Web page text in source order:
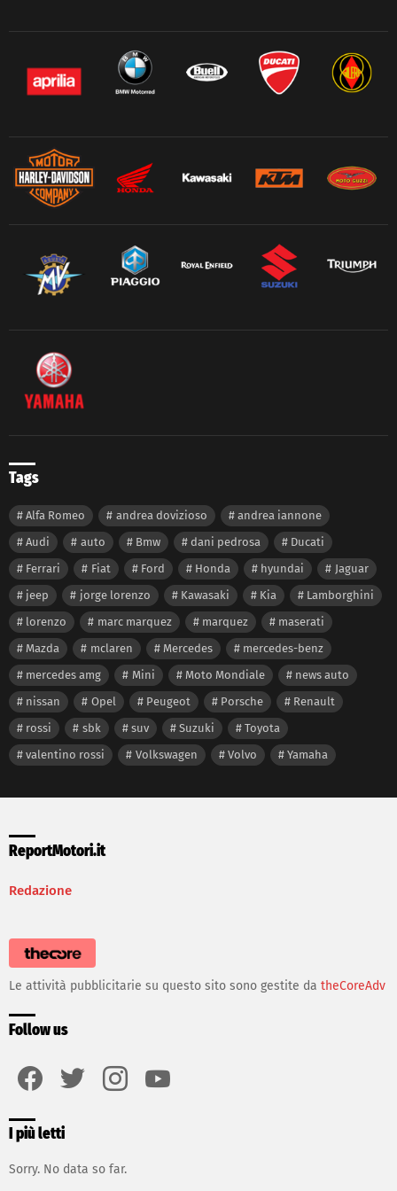
Tags
Alfa Romeo andrea dovizioso
andrea iannone
Audi
auto Bmw dani pedrosa
Ducati
Ferrari
Fiat Ford Honda hyundai
Jaguar
jeep
jorge lorenzo Kawasaki Kia
Lamborghini
lorenzo
marc marquez marquez
maserati
Mazda
mclaren Mercedes
mercedes-benz
mercedes amg
Mini Moto Mondiale
news auto
nissan
Opel Peugeot Porsche
Renault
rossi
sbk suv Suzuki
Toyota
valentino rossi
Volkswagen Volvo Yamaha
ReportMotori.it
Redazione
Le attività pubblicitarie su questo sito sono gestite da theCoreAdv
Follow us
I più letti
Sorry. No data so far.